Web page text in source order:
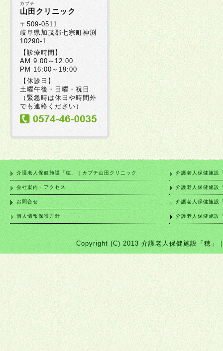
カブチ
山田クリニック
〒509-0511
岐阜県加茂郡七宗町神渕
10290-1
【診療時間】
AM 9:00～12:00
PM 16:00～19:00
【休診日】
土曜午後・日曜・祝日
（緊急時は休日や時間外
でも連絡ください）
介護老人保健施設「穂」｜カブチ山田クリニック
会社案内・アクセス
お問合せ
個人情報保護方針
介護老人保健施設
介護老人保健施設
介護老人保健施設
介護老人保健施設
Copyright (C) 2013 介護老人保健施設「穂